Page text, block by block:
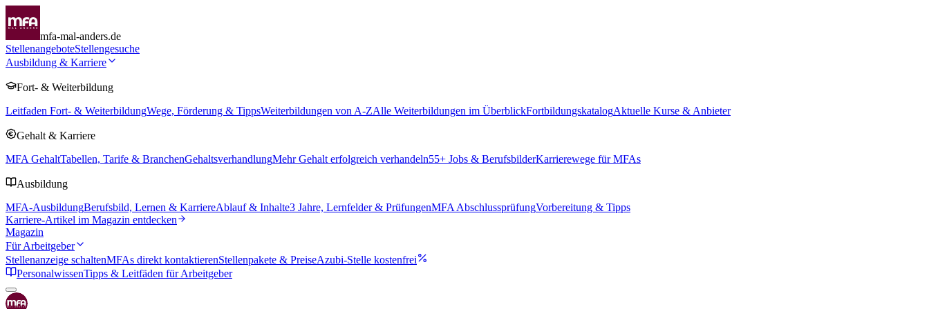
mfa-mal-anders.de
StellenangeboteStellengesuche
Ausbildung & Karriere
Fort- & Weiterbildung
Leitfaden Fort- & WeiterbildungWege, Förderung & TippsWeiterbildungen von A-ZAlle Weiterbildungen im ÜberblickFortbildungskatalogAktuelle Kurse & Anbieter
Gehalt & Karriere
MFA GehaltTabellen, Tarife & BranchenGehaltsverhandlungMehr Gehalt erfolgreich verhandeln55+ Jobs & BerufsbilderKarrierewege für MFAs
Ausbildung
MFA-AusbildungBerufsbild, Lernen & KarriereAblauf & Inhalte3 Jahre, Lernfelder & PrüfungenMFA AbschlussprüfungVorbereitung & Tipps
Karriere-Artikel im Magazin entdecken
Magazin
Für Arbeitgeber
Stellenanzeige schaltenMFAs direkt kontaktierenStellenpakete & PreiseAzubi-Stelle kostenfrei
PersonalwissenTipps & Leitfäden für Arbeitgeber